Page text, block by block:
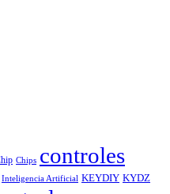
Chips controles
Inteligencia Artificial KEYDIY KYDZ